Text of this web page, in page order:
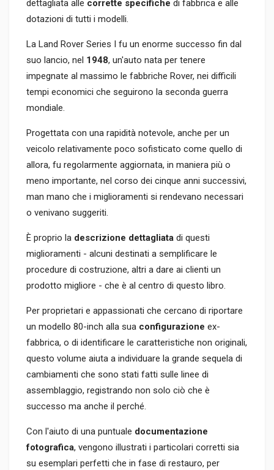
dettagliata alle corrette specifiche di fabbrica e alle
dotazioni di tutti i modelli.
La Land Rover Series I fu un enorme successo fin dal
suo lancio, nel 1948, un'auto nata per tenere
impegnate al massimo le fabbriche Rover, nei difficili
tempi economici che seguirono la seconda guerra
mondiale.
Progettata con una rapidità notevole, anche per un
veicolo relativamente poco sofisticato come quello di
allora, fu regolarmente aggiornata, in maniera più o
meno importante, nel corso dei cinque anni successivi,
man mano che i miglioramenti si rendevano necessari
o venivano suggeriti.
È proprio la descrizione dettagliata di questi
miglioramenti - alcuni destinati a semplificare le
procedure di costruzione, altri a dare ai clienti un
prodotto migliore - che è al centro di questo libro.
Per proprietari e appassionati che cercano di riportare
un modello 80-inch alla sua configurazione ex-
fabbrica, o di identificare le caratteristiche non originali,
questo volume aiuta a individuare la grande sequela di
cambiamenti che sono stati fatti sulle linee di
assemblaggio, registrando non solo ciò che è
successo ma anche il perché.
Con l'aiuto di una puntuale documentazione
fotografica, vengono illustrati i particolari corretti sia
su esemplari perfetti che in fase di restauro, per